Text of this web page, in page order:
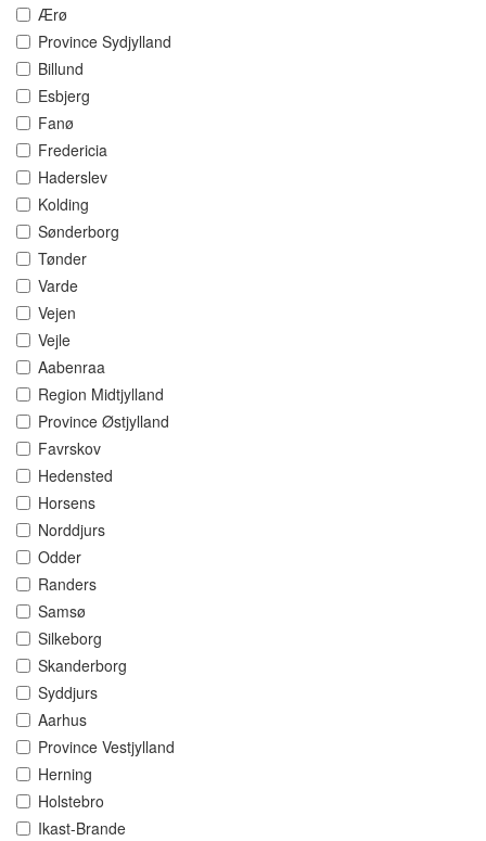
Ærø
Province Sydjylland
Billund
Esbjerg
Fanø
Fredericia
Haderslev
Kolding
Sønderborg
Tønder
Varde
Vejen
Vejle
Aabenraa
Region Midtjylland
Province Østjylland
Favrskov
Hedensted
Horsens
Norddjurs
Odder
Randers
Samsø
Silkeborg
Skanderborg
Syddjurs
Aarhus
Province Vestjylland
Herning
Holstebro
Ikast-Brande